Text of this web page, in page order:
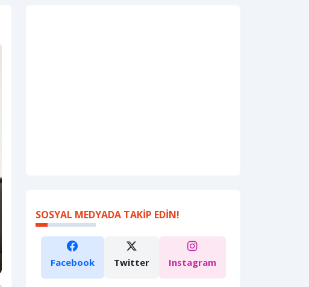
SOSYAL MEDYADA TAKIP EDIN!
Facebook Twitter Instagram